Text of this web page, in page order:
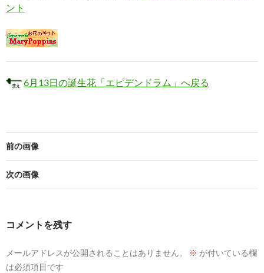
ント
6月13日の誕生花「エピデンドラム」へ戻る
前の画像
次の画像
コメントを残す
メールアドレスが公開されることはありません。 ※ が付いている欄
は必須項目です